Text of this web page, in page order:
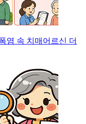
염 속 치매어르신 더